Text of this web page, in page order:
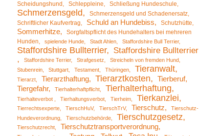
Scheidungshund Schleppleine Schließung Hundeschule
Schmerzensgeld
Schmerzensgeld und Schadenersatz
Schriftlicher Kaufvertrag
Schuld an Hundebiss Schutzhütte
Sommerhitze
Sorgfaltspflicht des Hundehalters bei mehreren
Hunden
spielende Hunde Stadt Ahlen Staffordshire Bull Terrier
Staffordshire Bullterrier Staffordshire Bullterrier
Staffordshire Terrier Strafgesetz
Streicheln von fremden Hund
Stubenrein
Stuttgart Testament Thüringen Tieranwalt
Tierarzt Tierarzthaftung Tierarztkosten
Tierberuf
Tiergefahr
Tierhalterhaftpflicht Tierhalterhaftung
Tierhalteverbot Tierhaltungsverbot Tierheim Tierkanzlei
Tierrechtsexperte TierschHuV TierschTrV Tierschutz
Tierschutz-
Hundeverordnung
Tierschutzbehörde Tierschutzgesetz
Tierschutzrecht Tierschutztransportverordnung